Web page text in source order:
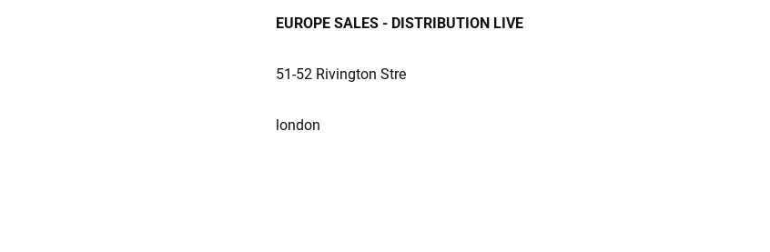
EUROPE SALES - DISTRIBUTION LIVE
51-52 Rivington Stre
london